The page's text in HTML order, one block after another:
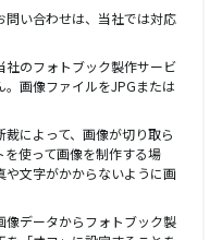
い合わせは、当社では対応
のフォトブック製作サービ
。画像ファイルをJPGまたは
によって、画像が切り取ら
使って画像を制作する場
文字がかからないように画
データからフォトブック製